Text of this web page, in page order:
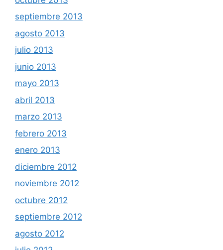
septiembre 2013
agosto 2013
julio 2013
junio 2013
mayo 2013
abril 2013
marzo 2013
febrero 2013
enero 2013
diciembre 2012
noviembre 2012
octubre 2012
septiembre 2012
agosto 2012